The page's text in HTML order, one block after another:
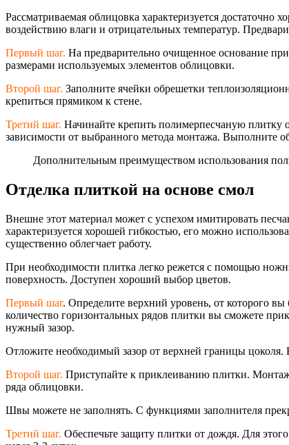
Рассматриваемая облицовка характеризуется
воздействию влаги и отрицательных температур.
Первый шаг. На предварительно очищенное основание
размерами используемых элементов облицовки.
Второй шаг. Заполните ячейки обрешетки
крепиться прямиком к стене.
Третий шаг. Начинайте крепить полимерпесчаную плитку
зависимости от выбранного метода монтажа. Выполните
Дополнительным преимуществом использования
Отделка плиткой на основе смол
Внешне этот материал может с успехом имитировать
характеризуется хорошей гибкостью, его можно
существенно облегчает работу.
При необходимости плитка легко режется с помощью
поверхность. Доступен хороший выбор цветов.
Первый шаг. Определите верхний уровень, от которого
количество горизонтальных рядов плитки вы сможете
нужный зазор.
Отложите необходимый зазор от верхней границы
Второй шаг. Приступайте к приклеиванию плитки. Монтаж
ряда облицовки.
Швы можете не заполнять. С функциями заполнителя
Третий шаг. Обеспечьте защиту плитки от дождя. Для